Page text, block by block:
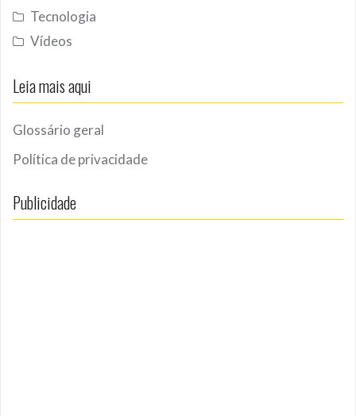
Tecnologia
Vídeos
Leia mais aqui
Glossário geral
Política de privacidade
Publicidade